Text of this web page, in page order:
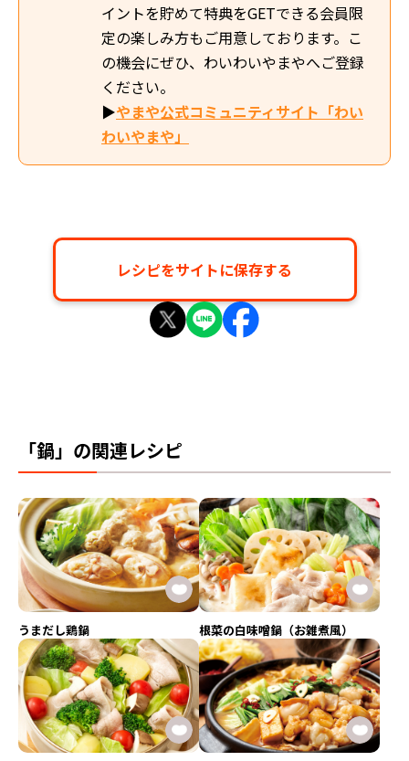
イントを貯めて特典をGETできる会員限
定の楽しみ方もご用意しております。こ
の機会にぜひ、わいわいやまやへご登録
ください。
▶やまや公式コミュニティサイト「わい
わいやまや」
レシピをサイトに保存する
「鍋」の関連レシピ
うまだし鶏鍋 根菜の白味噌鍋（お雑煮風）